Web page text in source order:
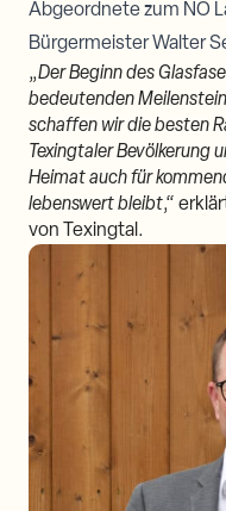
Abgeordnete zum NÖ
Bürgermeister Walter
„Der Beginn des
bedeutenden
schaffen wir die besten
Texingtaler Bevölkerung
Heimat auch für
lebenswert bleibt,“
von Texingtal.